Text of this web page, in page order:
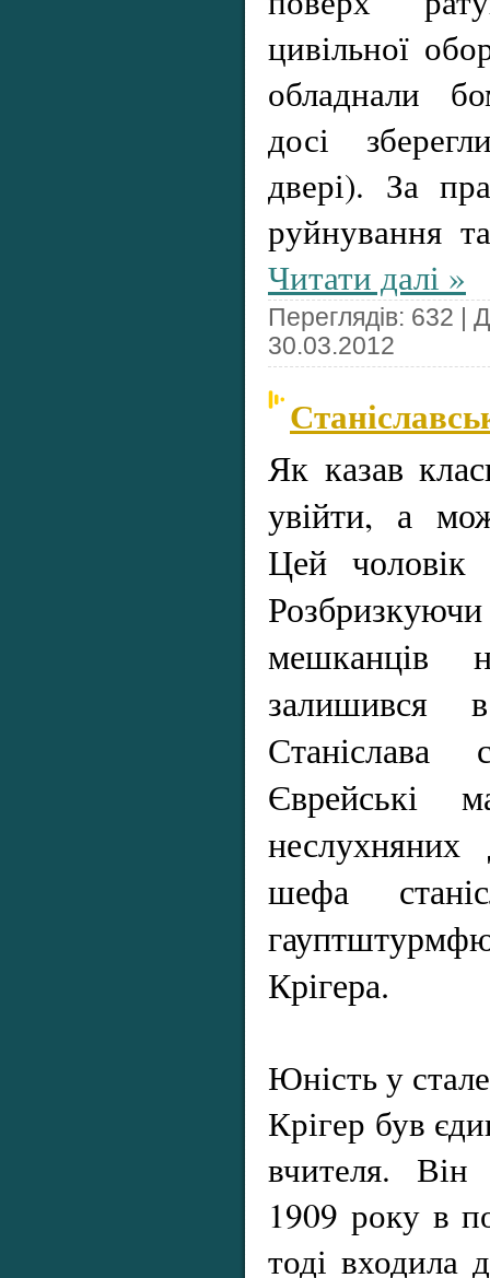
цивільної
обладнали
досі
двері). За
руйнування
Читати далі »
Переглядів: 632 |
30.03.2012
Як казав
увійти, а
Цей
мешканців
залишився
Єврейські
шефа
Крігера.
Юність у
Крігер був
вчителя.
1909 року в
тоді входила